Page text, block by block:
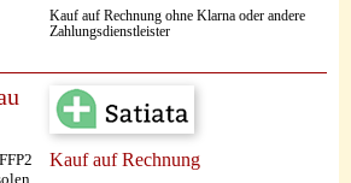
Kauf auf Rechnung ohne Klarna oder andere
Zahlungsdienstleister
Kauf auf Rechnung